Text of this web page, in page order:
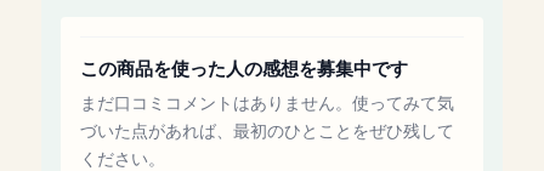
この商品を使った人の感想を募集中です
まだ口コミコメントはありません。使ってみて気
づいた点があれば、最初のひとことをぜひ残して
ください。